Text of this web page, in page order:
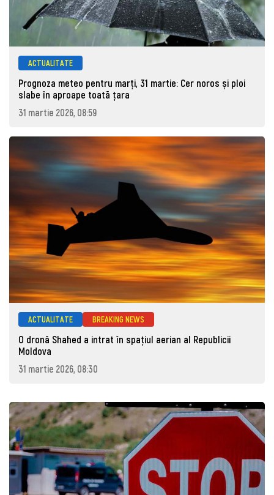
ACTUALITATE
Prognoza meteo pentru marţi, 31 martie: Cer noros și ploi
slabe în aproape toată țara
31 martie 2026, 08:59
ACTUALITATE BREAKING NEWS
O dronă Shahed a intrat în spațiul aerian al Republicii
Moldova
31 martie 2026, 08:30